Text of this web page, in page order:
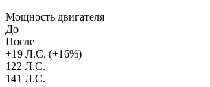
Мощность двигателя
До
После
+19 Л.С. (+16%)
122 Л.С.
141 Л.С.